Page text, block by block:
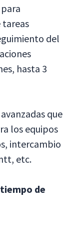
tareas
del
hasta 3
que
los equipos
intercambio
etc.
de